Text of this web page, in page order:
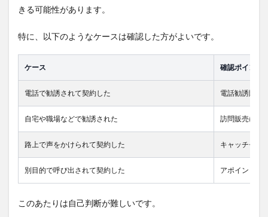
10.7
たはず
引き落
としが
いま
す。ど
ばいい
です
か？
10.8
消費生
活セン
はいつ
きる可能性があります。
特に、以下のようなケースは確認した方がよいです。
ケース 確認ポイント
電話で勧誘されて契約した 電話勧誘販売
自宅や職場などで勧誘された 訪問販売にあ
路上で声をかけられて契約した キャッチセー
別目的で呼び出されて契約した アポイントメ
このあたりは自己判断が難しいです。